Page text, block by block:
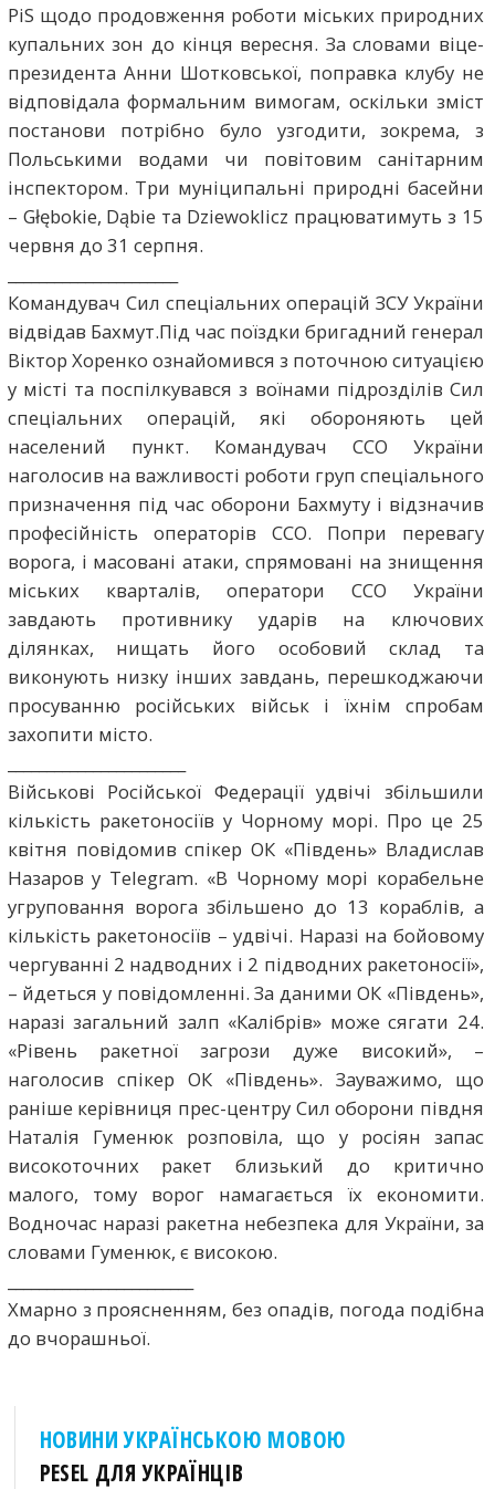
PiS щодо продовження роботи міських природних
купальних зон до кінця вересня. За словами віце-
президента Анни Шотковської, поправка клубу не
відповідала формальним вимогам, оскільки зміст
постанови потрібно було узгодити, зокрема, з
Польськими водами чи повітовим санітарним
інспектором. Три муніципальні природні басейни
– Głębokie, Dąbie та Dziewoklicz працюватимуть з 15
червня до 31 серпня.
Командувач Сил спеціальних операцій ЗСУ України
відвідав Бахмут.Під час поїздки бригадний генерал
Віктор Хоренко ознайомився з поточною ситуацією
у місті та поспілкувався з воїнами підрозділів Сил
спеціальних операцій, які обороняють цей
населений пункт. Командувач ССО України
наголосив на важливості роботи груп спеціального
призначення під час оборони Бахмуту і відзначив
професійність операторів ССО. Попри перевагу
ворога, і масовані атаки, спрямовані на знищення
міських кварталів, оператори ССО України
завдають противнику ударів на ключових
ділянках, нищать його особовий склад та
виконують низку інших завдань, перешкоджаючи
просуванню російських військ і їхнім спробам
захопити місто.
Військові Російської Федерації удвічі збільшили
кількість ракетоносіїв у Чорному морі. Про це 25
квітня повідомив спікер ОК «Південь» Владислав
Назаров у Telegram. «В Чорному морі корабельне
угруповання ворога збільшено до 1️3️ кораблів, а
кількість ракетоносіїв – удвічі. Наразі на бойовому
чергуванні 2️ надводних і 2️ підводних ракетоносії»,
– йдеться у повідомленні. За даними ОК «Південь»,
наразі загальний залп «Калібрів» може сягати 24.
«Рівень ракетної загрози дуже високий», –
наголосив спікер ОК «Південь». Зауважимо, що
раніше керівниця прес-центру Сил оборони півдня
Наталія Гуменюк розповіла, що у росіян запас
високоточних ракет близький до критично
малого, тому ворог намагається їх економити.
Водночас наразі ракетна небезпека для України, за
словами Гуменюк, є високою.
Хмарно з проясненням, без опадів, погода подібна
до вчорашньої.
НОВИНИ УКРАЇНСЬКОЮ МОВОЮ
PESEL ДЛЯ УКРАЇНЦІВ